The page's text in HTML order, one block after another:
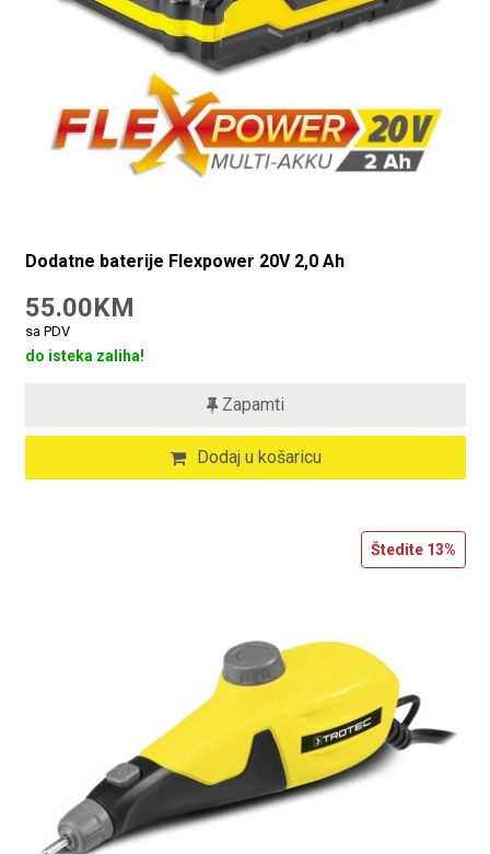
Dodatne baterije Flexpower 20V 2,0 Ah
55.00KM
sa PDV
do isteka zaliha!
Zapamti
Dodaj u košaricu
Štedite 13%